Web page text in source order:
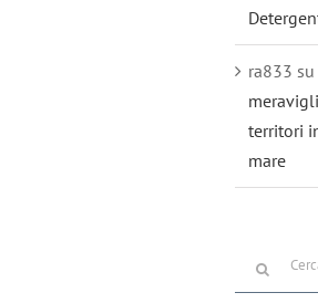
ra833 su
territori
mare
per: